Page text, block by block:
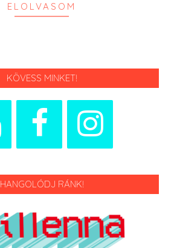
ELOLVASOM
KÖVESS MINKET!
HANGOLÓDJ RÁNK!